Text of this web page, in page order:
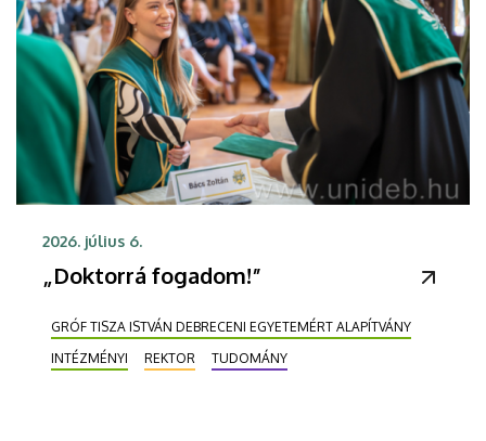
2026. július 6.
„Doktorrá fogadom!”
GRÓF TISZA ISTVÁN DEBRECENI EGYETEMÉRT ALAPÍTVÁNY
INTÉZMÉNYI
REKTOR TUDOMÁNY